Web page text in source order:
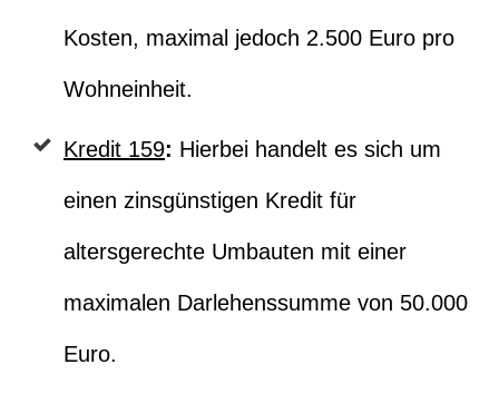
Kosten, maximal jedoch 2.500 Euro pro
Wohneinheit.
Kredit 159: Hierbei handelt es sich um
einen zinsgünstigen Kredit für
altersgerechte Umbauten mit einer
maximalen Darlehenssumme von 50.000
Euro.